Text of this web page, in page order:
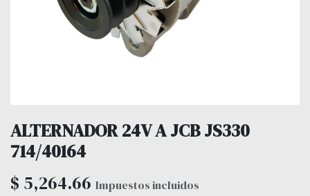
ALTERNADOR 24V A JCB JS330
714/40164
$ 5,264.66 Impuestos incluidos